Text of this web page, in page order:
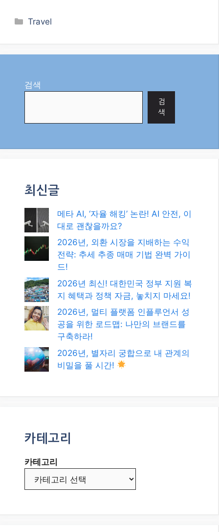
Categories
Travel
검색
검
색
최신글
메타 AI, ‘자율 해킹’ 논란! AI 안전, 이
대로 괜찮을까요?
2026년, 외환 시장을 지배하는 수익
전략: 추세 추종 매매 기법 완벽 가이
드!
2026년 최신! 대한민국 정부 지원 복
지 혜택과 정책 자금, 놓치지 마세요!
2026년, 멀티 플랫폼 인플루언서 성
공을 위한 로드맵: 나만의 브랜드를
구축하라!
2026년, 별자리 궁합으로 내 관계의
비밀을 풀 시간!
카테고리
카테고리